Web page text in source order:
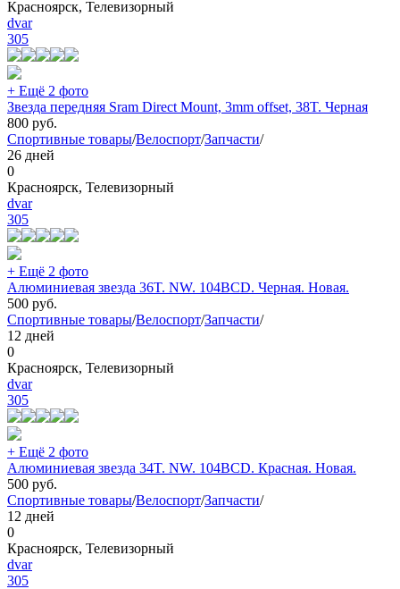
Красноярск, Телевизорный
dvar
305
+ Ещё 2 фото
Звезда передняя Sram Direct Mount, 3mm offset, 38T. Черная
800 руб.
Спортивные товары/Велоспорт/Запчасти/
26 дней
0
Красноярск, Телевизорный
dvar
305
+ Ещё 2 фото
Алюминиевая звезда 36T. NW. 104BCD. Черная. Новая.
500 руб.
Спортивные товары/Велоспорт/Запчасти/
12 дней
0
Красноярск, Телевизорный
dvar
305
+ Ещё 2 фото
Алюминиевая звезда 34T. NW. 104BCD. Красная. Новая.
500 руб.
Спортивные товары/Велоспорт/Запчасти/
12 дней
0
Красноярск, Телевизорный
dvar
305